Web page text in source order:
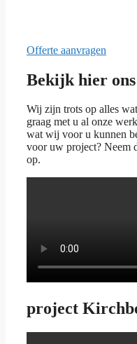
Offerte aanvragen
Bekijk hier
Wij zijn trots op alles
graag met u al onze
wat wij voor u kunnen
voor uw project? Neem
op.
project